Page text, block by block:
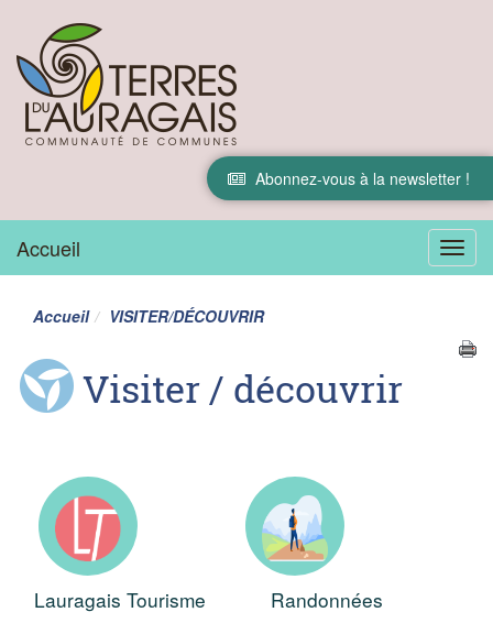
Abonnez-vous à la newsletter !
Menu
Accueil
Accueil VISITER/DÉCOUVRIR
Visiter / découvrir
Lauragais Tourisme Randonnées